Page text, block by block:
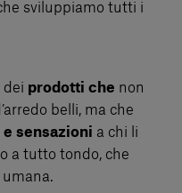
sviluppiamo tutti i
dei prodotti che non
belli, ma che
sensazioni a chi li
a tutto tondo, che
umana.